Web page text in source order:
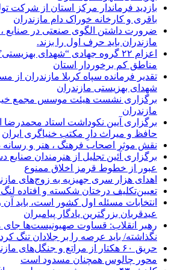
بازدید فرماندار مرکز استان از شرکت
باقری و کارخانه خوراک دام مازندران
ضرورت داشتن الگوی صنعتی در صنایع ،
مازندران باید حرف اول را بزند.
اعزام ۲۲ گروه جهادی “شهدای
مناطق کم برخوردار استان
تقدیر فرمانده سپاه کربلا مازندران از
شهدای بهزیستی مازندران
برگزاری نشست هیئت موسس مجمع
مازندران
برگزاری آیین نکوداشت استاد
حافظ و میراث دارِ مکتب خنیاگری ایران
نقش موثر اصحاب فرهنگ ، هنر و رسانه
برگزاری آئین تجلیل از هنرمندان صنایع
عبور از خطوط قرمز اخلاق ممنوع
اهدای هزار سری جهیزیه به زوج‌های
تعیین‌تکلیف درختان شکسته و افتاده
انتخابات مسئله اول کشور است، باید
عیدقربان بزرگترین یادگار پیامبران
رهبر انقلاب: قساوت صهیونیست‌ها جای
نگذاشته/ باید عرصه را بر جلادان تنگ کرد
حریق ۶۰ هکتار از مراتع و جنگل‌های مازندران
محور چالوس همچنان مسدود است